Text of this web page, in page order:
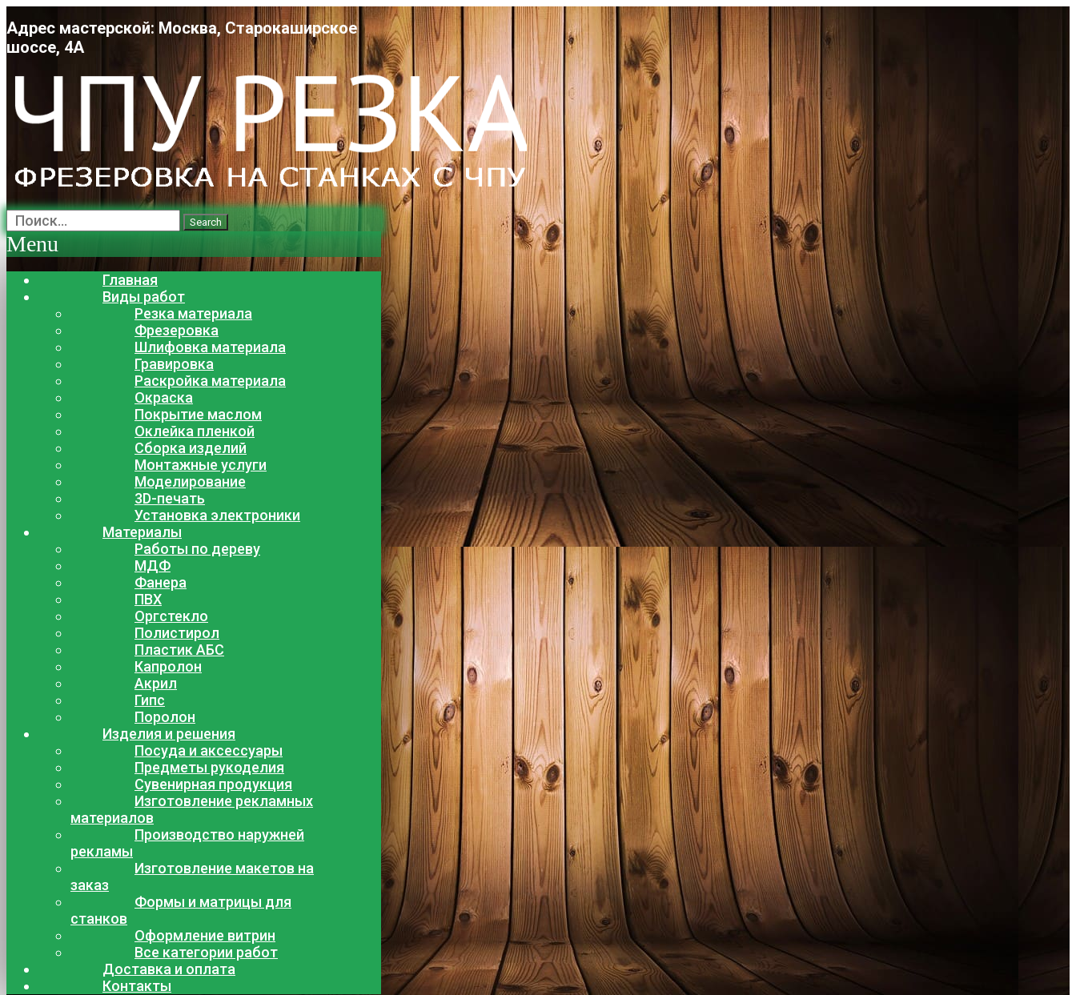
Адрес мастерской: Москва, Старокаширское
шоссе, 4А
Search
Menu
Главная
Виды работ
Резка материала
Фрезеровка
Шлифовка материала
Гравировка
Раскройка материала
Окраска
Покрытие маслом
Оклейка пленкой
Сборка изделий
Монтажные услуги
Моделирование
3D-печать
Установка электроники
Материалы
Работы по дереву
МДФ
Фанера
ПВХ
Оргстекло
Полистирол
Пластик АБС
Капролон
Акрил
Гипс
Поролон
Изделия и решения
Посуда и аксессуары
Предметы рукоделия
Сувенирная продукция
Изготовление рекламных
материалов
Производство наружней
рекламы
Изготовление макетов на
заказ
Формы и матрицы для
станков
Оформление витрин
Все категории работ
Доставка и оплата
Контакты